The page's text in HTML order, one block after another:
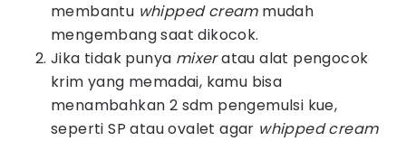
membantu whipped creammudah
mengembang saat dikocok.
Jika tidak punya mixeratau alat pengocok
krim yang memadai, kamu bisa
menambahkan 2 sdm pengemulsi kue,
seperti SP atau ovalet agar whipped cream